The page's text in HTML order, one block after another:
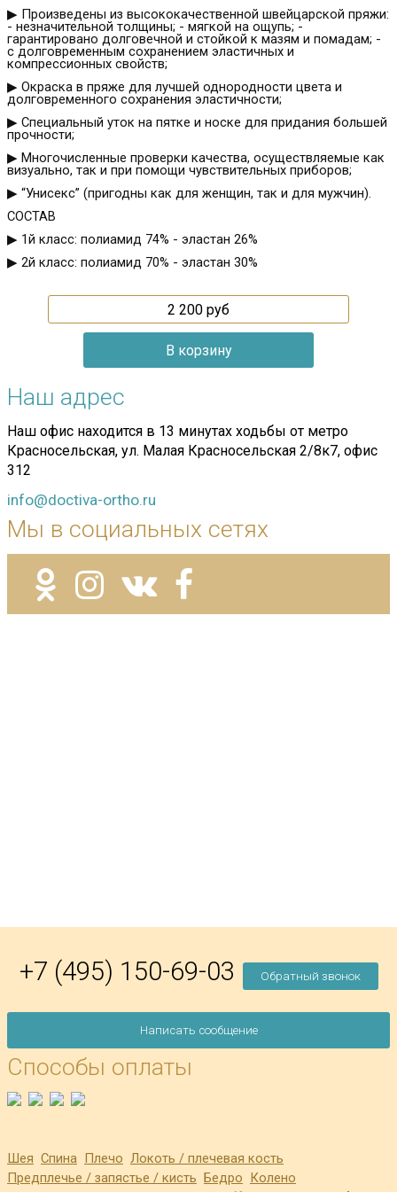
▶ Произведены из высококачественной швейцарской пряжи:
- незначительной толщины; - мягкой на ощупь; -
гарантировано долговечной и стойкой к мазям и помадам; -
с долговременным сохранением эластичных и
компрессионных свойств;
▶ Окраска в пряже для лучшей однородности цвета и
долговременного сохранения эластичности;
▶ Специальный уток на пятке и носке для придания большей
прочности;
▶ Многочисленные проверки качества, осуществляемые как
визуально, так и при помощи чувствительных приборов;
▶ “Унисекс” (пригодны как для женщин, так и для мужчин).
СОСТАВ
▶ 1й класс: полиамид 74% - эластан 26%
▶ 2й класс: полиамид 70% - эластан 30%
2 200 руб
Наш адрес
Наш офис находится в 13 минутах ходьбы от метро
Красносельская, ул. Малая Красносельская 2/8к7, офис
312
info@doctiva-ortho.ru
Мы в социальных сетях
+7 (495) 150-69-03 Обратный звонок
Написать сообщение
Способы оплаты
Шея Спина Плечо Локоть / плечевая кость
Предплечье / запястье / кисть Бедро Колено